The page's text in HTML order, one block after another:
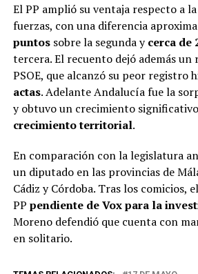
El PP amplió su ventaja respecto a
fuerzas, con una diferencia
puntossobre la segunda ycerca de
tercera. El recuento dejó además un
PSOE, que alcanzó su peor registro
actas. Adelante Andalucía fue la
y obtuvo un crecimiento
crecimiento territorial.
En comparación con la legislatura
un diputado en las provincias de
Cádiz y Córdoba. Tras los comicios,
PP pendiente de Vox para la
Moreno defendió que cuenta con
en solitario.